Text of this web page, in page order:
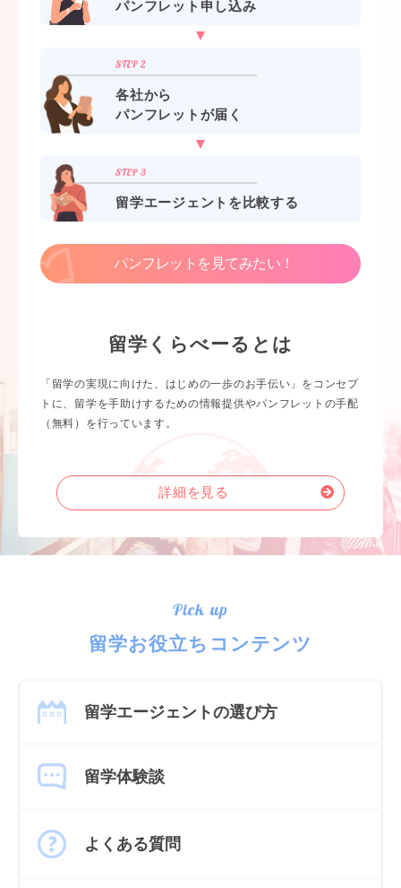
パンフレット申し込み
各社から
パンフレットが届く
留学エージェントを比較する
パンフレットを見てみたい！
留学くらべーるとは
「留学の実現に向けた、はじめの一歩のお手伝い」をコンセプ
トに、留学を手助けするための情報提供やパンフレットの手配
（無料）を行っています。
詳細を見る
Pick up
留学お役立ちコンテンツ
留学エージェントの選び方
留学体験談
よくある質問